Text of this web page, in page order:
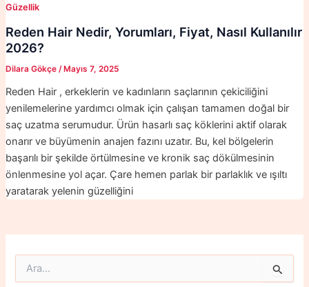
Güzellik
Reden Hair Nedir, Yorumları, Fiyat, Nasıl Kullanılır
2026?
Dilara Gökçe / Mayıs 7, 2025
Reden Hair , erkeklerin ve kadınların saçlarının çekiciliğini
yenilemelerine yardımcı olmak için çalışan tamamen doğal bir
saç uzatma serumudur. Ürün hasarlı saç köklerini aktif olarak
onarır ve büyümenin anajen fazını uzatır. Bu, kel bölgelerin
başarılı bir şekilde örtülmesine ve kronik saç dökülmesinin
önlenmesine yol açar. Çare hemen parlak bir parlaklık ve ışıltı
yaratarak yelenin güzelliğini